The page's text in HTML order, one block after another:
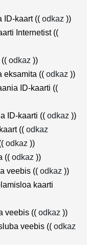
ID-kaart (( odkaz ))
Internetist ((
odkaz ))
eksamita (( odkaz ))
ID-kaarti ((
ID-kaarti (( odkaz ))
(( odkaz
odkaz ))
(( odkaz ))
veebis (( odkaz ))
kaarti
veebis (( odkaz ))
veebis (( odkaz